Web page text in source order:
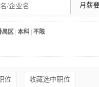
月薪
禺区 本科 不限
位 收藏选中职位